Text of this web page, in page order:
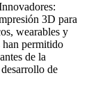
3D para
wearables y
han permitido
de la
de